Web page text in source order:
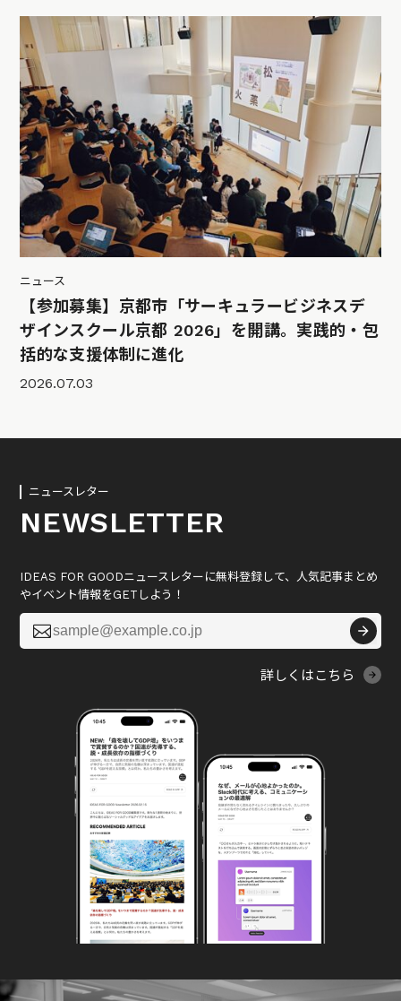
ニュース
【参加募集】京都市「サーキュラービジネスデ
ザインスクール京都 2026」を開講。実践的・包
括的な支援体制に進化
2026.07.03
ニュースレター
NEWSLETTER
IDEAS FOR GOODニュースレターに無料登録して、人気記事まとめ
やイベント情報をGETしよう！

詳しくはこちら